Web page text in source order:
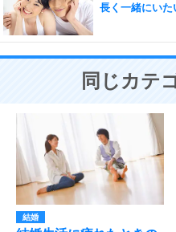
長く一緒にいた
同じカテ
結婚